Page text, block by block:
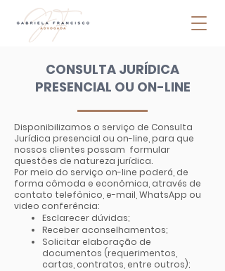
CONSULTA JURÍDICA
PRESENCIAL OU ON-LINE
Disponibilizamos o serviço de Consulta
Jurídica presencial ou on-line, para que
nossos clientes possam formular
questões de natureza jurídica.
Por meio do serviço on-line poderá, de
forma cômoda e econômica, através de
contato telefônico, e-mail, WhatsApp ou
video conferência:
Esclarecer dúvidas;
Receber aconselhamentos;
Solicitar elaboração de
documentos (requerimentos,
cartas, contratos, entre outros);